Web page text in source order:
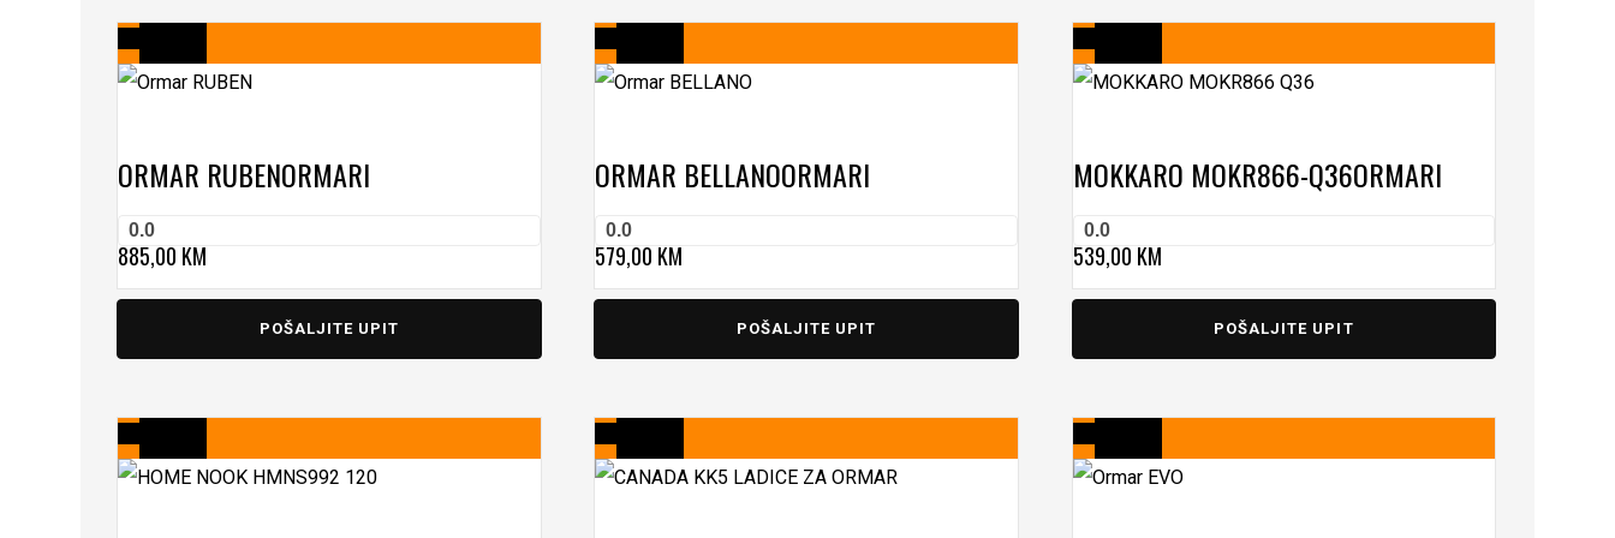
ORMAR RUBENORMARI
0.0
885,00 KM
POŠALJITE UPIT
ORMAR BELLANOORMARI
0.0
579,00 KM
POŠALJITE UPIT
MOKKARO MOKR866-Q36ORMARI
0.0
539,00 KM
POŠALJITE UPIT